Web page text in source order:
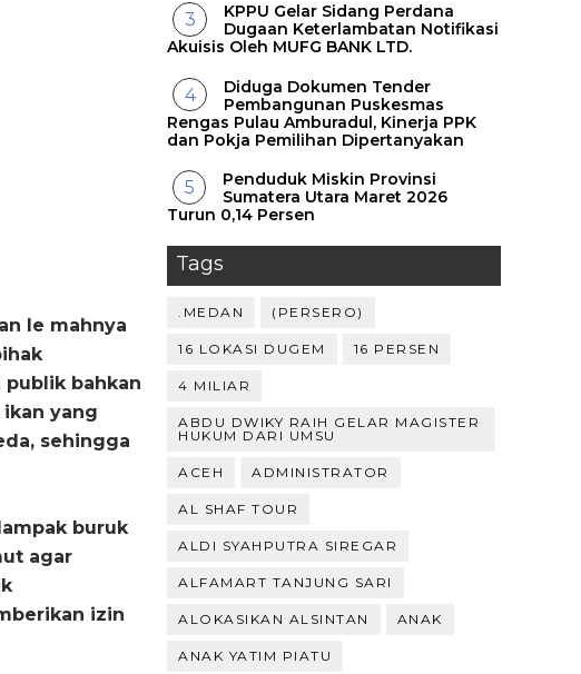
le mahnya
publik bahkan
yang
sehingga
buruk
agar
izin
KPPU Gelar Sidang Perdana
Dugaan Keterlambatan Notifikasi
Akuisis Oleh MUFG BANK LTD.
Diduga Dokumen Tender
Pembangunan Puskesmas
Rengas Pulau Amburadul, Kinerja PPK
dan Pokja Pemilihan Dipertanyakan
Penduduk Miskin Provinsi
Sumatera Utara Maret 2026
Turun 0,14 Persen
Tags
.MEDAN (PERSERO)
16 LOKASI DUGEM 16 PERSEN
4 MILIAR
ABDU DWIKY RAIH GELAR MAGISTER
HUKUM DARI UMSU
ACEH ADMINISTRATOR
AL SHAF TOUR
ALDI SYAHPUTRA SIREGAR
ALFAMART TANJUNG SARI
ALOKASIKAN ALSINTAN ANAK
ANAK YATIM PIATU